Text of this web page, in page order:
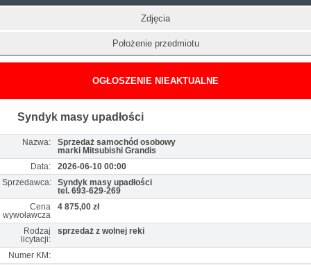
Zdjęcia
Położenie przedmiotu
OGŁOSZENIE NIEAKTUALNE
Syndyk masy upadłości
Nazwa:
Sprzedaż samochód osobowy
marki Mitsubishi Grandis
Data:
2026-06-10 00:00
Sprzedawca:
Syndyk masy upadłości
tel. 693-629-269
Cena
wywoławcza
4 875,00 zł
Rodzaj
licytacji:
sprzedaż z wolnej reki
Numer KM: